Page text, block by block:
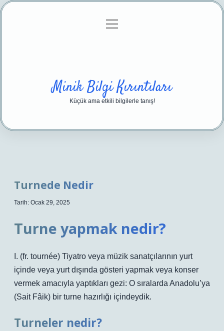
Gizlilik Politikası
menüyü
Minik Bilgi Kırıntıları
Küçük ama etkili bilgilerle tanış!
Turnede Nedir
Tarih: Ocak 29, 2025
Turne yapmak nedir?
I. (fr. tournée) Tiyatro veya müzik sanatçılarının yurt
içinde veya yurt dışında gösteri yapmak veya konser
vermek amacıyla yaptıkları gezi: O sıralarda Anadolu’ya
(Sait Fâik) bir turne hazırlığı içindeydik.
Turneler nedir?